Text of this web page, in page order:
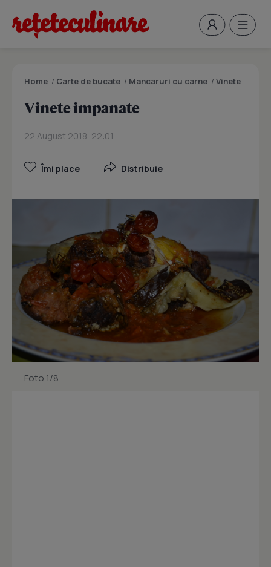
Home / Carte de bucate / Mancaruri cu carne / Vinete impanate
Vinete impanate
22 August 2018, 22:01
Îmi place Distribuie
Foto 1/8